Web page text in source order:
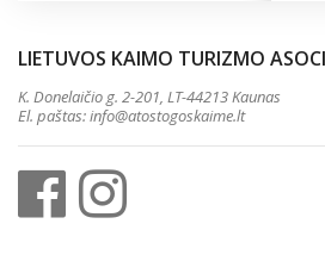
LIETUVOS KAIMO TURIZMO
K. Donelaičio g. 2-201, LT-44213 Kaunas
El. paštas:info@atostogoskaime.lt